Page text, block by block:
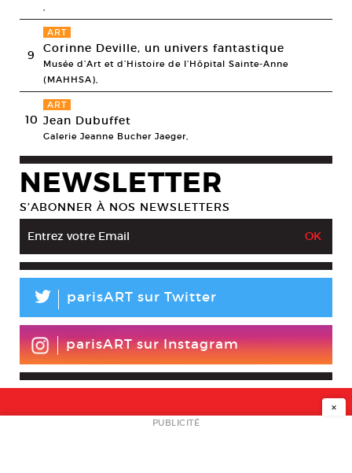
,
9
ART
Corinne Deville, un univers fantastique
Musée d’Art et d’Histoire de l’Hôpital Sainte-Anne
(MAHHSA),
10
ART
Jean Dubuffet
Galerie Jeanne Bucher Jaeger,
NEWSLETTER
S’ABONNER À NOS NEWSLETTERS
L parisART sur Twitter
parisART sur Instagram
NEWSLETTER
×
PUBLICITÉ